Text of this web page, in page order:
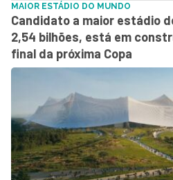
MAIOR ESTÁDIO DO MUNDO
Candidato a maior estádio
2,54 bilhões, está em
final da próxima Copa